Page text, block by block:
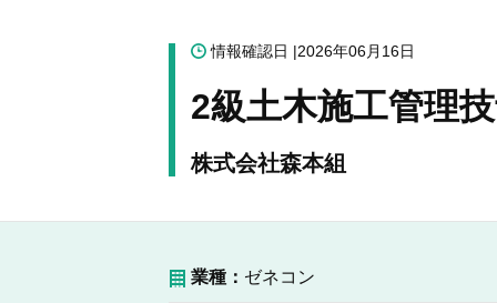
情報確認日 2026年06月16日
2級土木施工管理
株式会社森本組
業種： ゼネコン